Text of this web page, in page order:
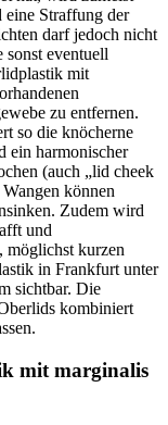
eine Straffung der
darf jedoch nicht
sonst eventuell
mit
zu entfernen.
so die knöcherne
ein harmonischer
(auch „lid cheek
können
Zudem wird
und
möglichst kurzen
in Frankfurt unter
sichtbar. Die
kombiniert
mit marginalis